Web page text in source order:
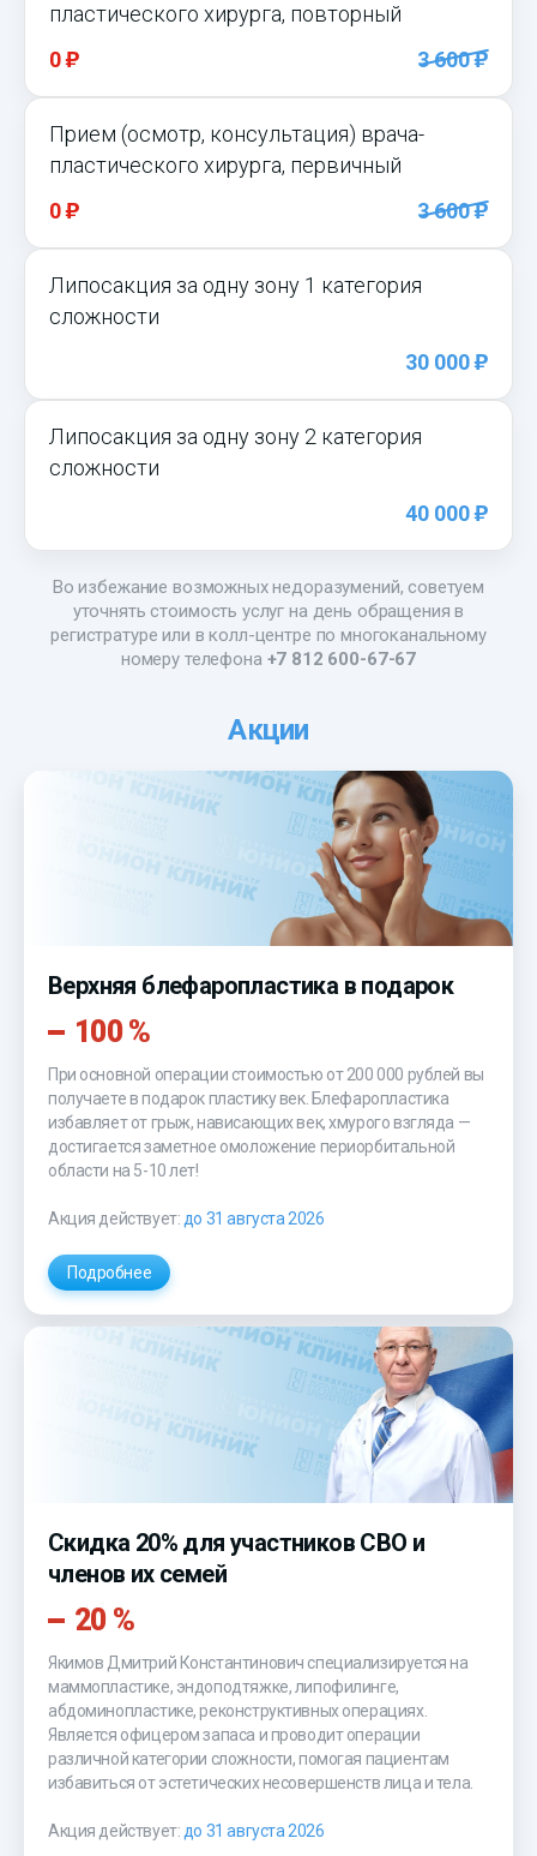
пластического хирурга, повторный
0) 3 600)
Прием (осмотр, консультация) врача-
пластического хирурга, первичный
0) 3 600)
Липосакция за одну зону 1 категория
сложности
30 000)
Липосакция за одну зону 2 категория
сложности
40 000)
Во избежание возможных недоразумений, советуем
уточнять стоимость услуг на день обращения в
регистратуре или в колл-центре по многоканальному
номеру телефона +7 812 600-67-67
Акции
Верхняя блефаропластика в подарок
100 %
При основной операции стоимостью от 200 000 рублей вы
получаете в подарок пластику век. Блефаропластика
избавляет от грыж, нависающих век, хмурого взгляда —
достигается заметное омоложение периорбитальной
области на 5-10 лет!
Акция действует:до 31 августа 2026
Подробнее
Скидка 20% для участников СВО и
членов их семей
20 %
Якимов Дмитрий Константинович специализируется на
маммопластике, эндоподтяжке, липофилинге,
абдоминопластике, реконструктивных операциях.
Является офицером запаса и проводит операции
различной категории сложности, помогая пациентам
избавиться от эстетических несовершенств лица и тела.
Акция действует:до 31 августа 2026